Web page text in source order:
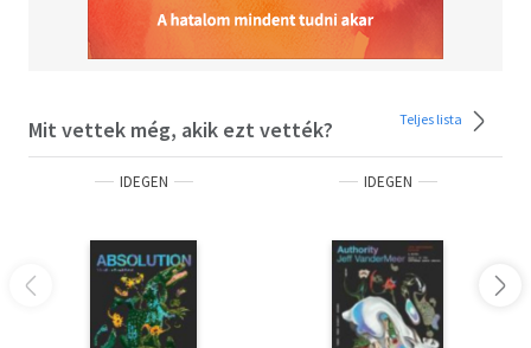
Mit vettek még, akik ezt vették? Teljes lista
IDEGEN IDEGEN